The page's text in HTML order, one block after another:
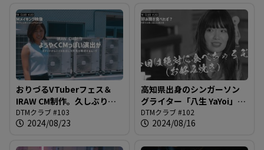
おりづるVTuberフェス＆
IRAW CM制作。久しぶりに
青空の下での収録も＠DTM
クラブ #103
DTMクラブ #103
2024/08/23
高知県出身のシンガーソン
グライター「八生 YaYoi」さ
んがスタジオに！プロフィ
ールによると陰キャな八生
DTMクラブ #102
2024/08/16